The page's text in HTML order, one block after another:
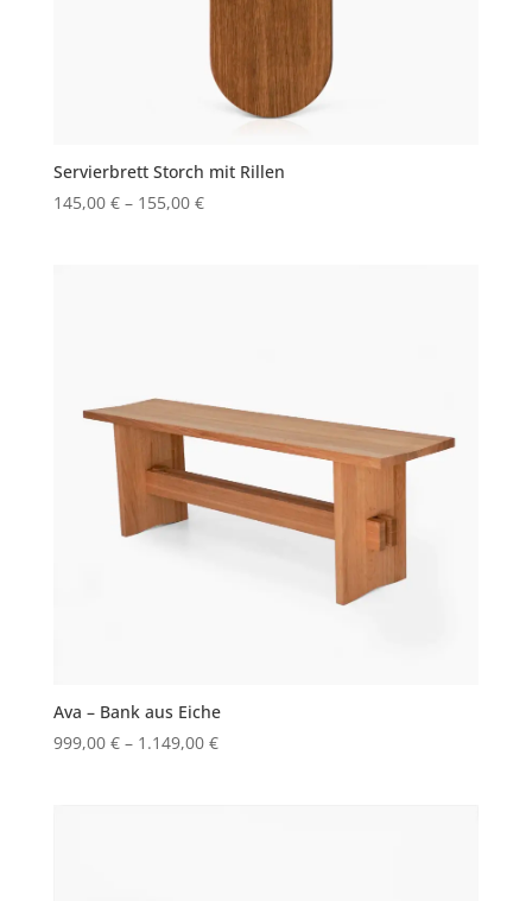
Servierbrett Storch mit Rillen
145,00 €– 155,00 €
Ava – Bank aus Eiche
999,00 €– 1.149,00 €